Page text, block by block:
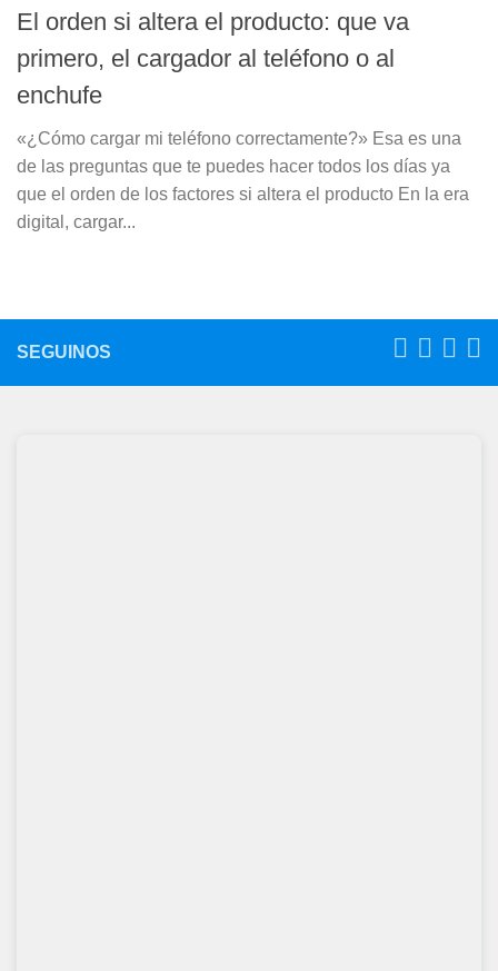
El orden si altera el producto: que va
primero, el cargador al teléfono o al
enchufe
«¿Cómo cargar mi teléfono correctamente?» Esa es una
de las preguntas que te puedes hacer todos los días ya
que el orden de los factores si altera el producto En la era
digital, cargar...
SEGUINOS